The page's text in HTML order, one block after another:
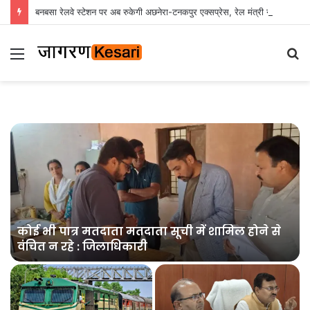
Menu
कोई भी पात्र मतदाता मतदाता सूची में शामिल होने से
वंचित न रहे : जिलाधिकारी